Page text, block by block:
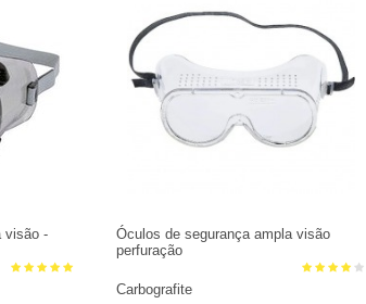
visão -
Óculos de segurança ampla visão
perfuração
Carbografite